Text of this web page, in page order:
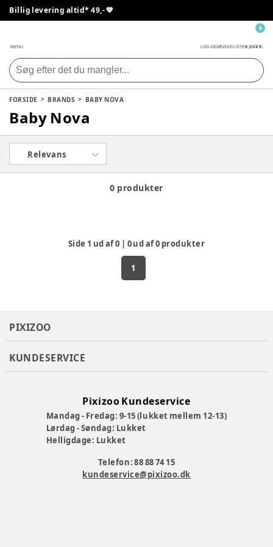
Billig levering altid* 49,- 💙
MENU LOG INDØNSKELISTE0,00 KR.
0
FORSIDE BRANDS BABY NOVA
Baby Nova
Relevans
0 produkter
Side 1 ud af0 | 0ud af0 produkter
1
PIXIZOO
KUNDESERVICE
Pixizoo Kundeservice
Mandag - Fredag: 9-15 (lukket mellem 12-13)
Lørdag - Søndag: Lukket
Helligdage: Lukket
Telefon: 88 88 74 15
kundeservice@pixizoo.dk